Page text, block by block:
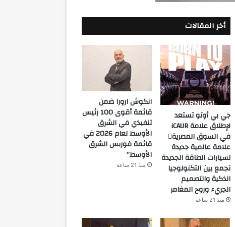
أخر المقالات
جي بي أوتو تستعد
لإطلاق علامة iCAUR
في السوق المصرية
علامة عالمية جديدة
لسيارات الطاقة الجديدة
تجمع بين التكنولوجيا
الذكية والتصميم
الجريء وروح المغامر
منذ 21 ساعة
انكوش ارورا ضمن
قائمة أقوى 100 رئيس
تنفيذي في الشرق
الأوسط لعام 2026 في
قائمة فوربس الشرق
الأوسط”
منذ 21 ساعة